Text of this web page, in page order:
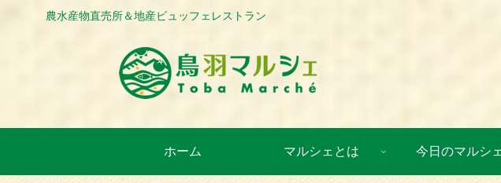
農水産物直売所＆地産ビュッフェレストラン
ホーム マルシェとは 今日のマルシェ